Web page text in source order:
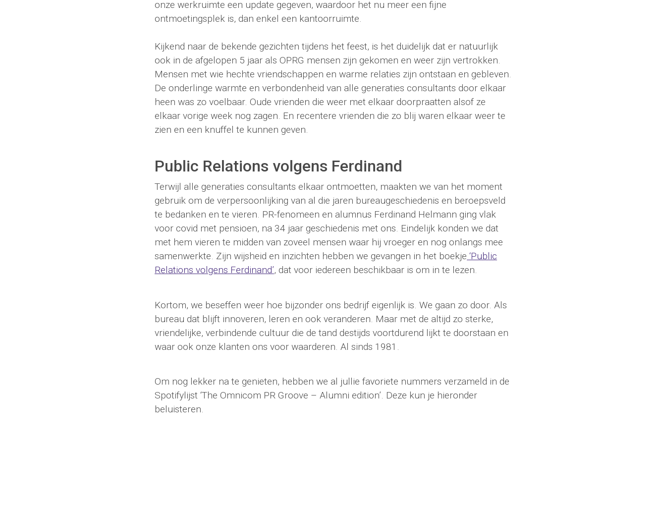
onze werkruimte een update gegeven, waardoor het nu meer een fijne
ontmoetingsplek is, dan enkel een kantoorruimte.
Kijkend naar de bekende gezichten tijdens het feest, is het duidelijk dat er natuurlijk
ook in de afgelopen 5 jaar als OPRG mensen zijn gekomen en weer zijn vertrokken.
Mensen met wie hechte vriendschappen en warme relaties zijn ontstaan en gebleven.
De onderlinge warmte en verbondenheid van alle generaties consultants door elkaar
heen was zo voelbaar. Oude vrienden die weer met elkaar doorpraatten alsof ze
elkaar vorige week nog zagen. En recentere vrienden die zo blij waren elkaar weer te
zien en een knuffel te kunnen geven.
Public Relations volgens Ferdinand
Terwijl alle generaties consultants elkaar ontmoetten, maakten we van het moment
gebruik om de verpersoonlijking van al die jaren bureaugeschiedenis en beroepsveld
te bedanken en te vieren. PR-fenomeen en alumnus Ferdinand Helmann ging vlak
voor covid met pensioen, na 34 jaar geschiedenis met ons. Eindelijk konden we dat
met hem vieren te midden van zoveel mensen waar hij vroeger en nog onlangs mee
samenwerkte. Zijn wijsheid en inzichten hebben we gevangen in het boekje ‘Public
Relations volgens Ferdinand’, dat voor iedereen beschikbaar is om in te lezen.
Kortom, we beseffen weer hoe bijzonder ons bedrijf eigenlijk is. We gaan zo door. Als
bureau dat blijft innoveren, leren en ook veranderen. Maar met de altijd zo sterke,
vriendelijke, verbindende cultuur die de tand destijds voortdurend lijkt te doorstaan en
waar ook onze klanten ons voor waarderen. Al sinds 1981.
Om nog lekker na te genieten, hebben we al jullie favoriete nummers verzameld in de
Spotifylijst ‘The Omnicom PR Groove – Alumni edition’. Deze kun je hieronder
beluisteren.